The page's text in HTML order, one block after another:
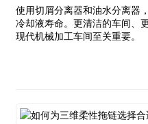
使用切屑分离器和油水分离器
冷却液寿命。更清洁的车间、
现代机械加工车间至关重要。